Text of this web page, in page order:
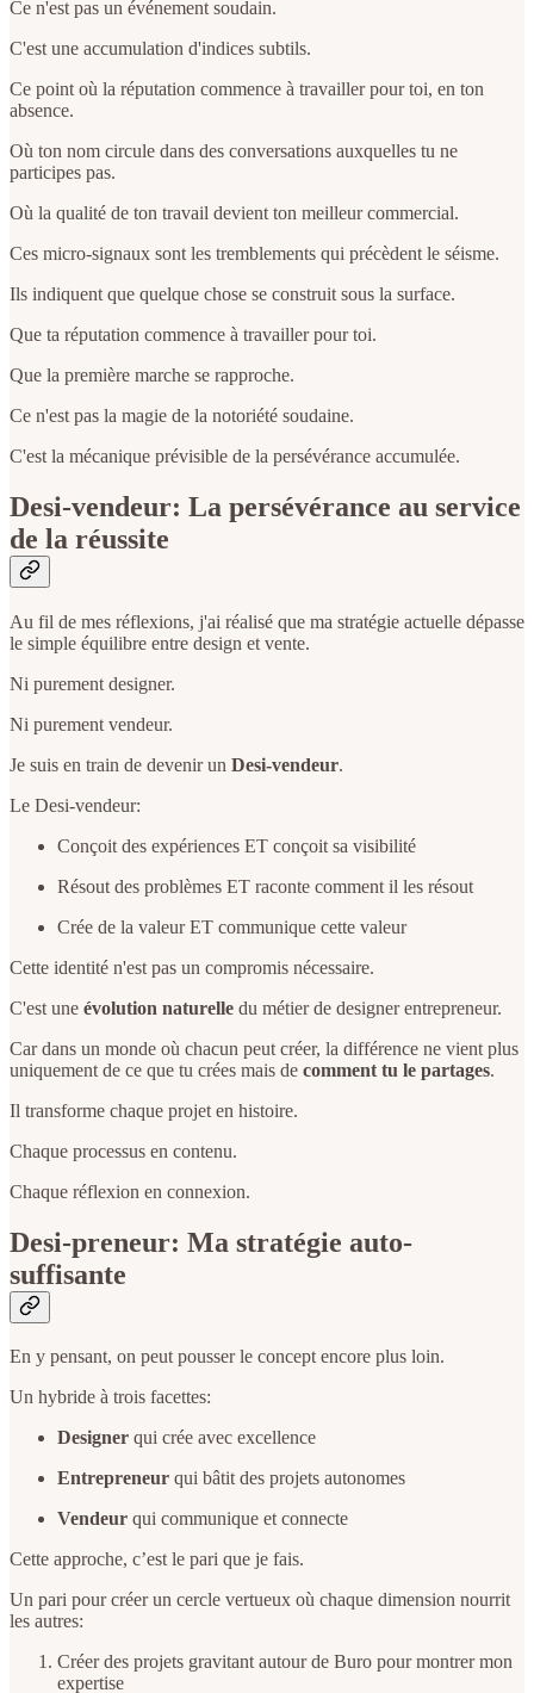
Ce n'est pas un événement soudain.
C'est une accumulation d'indices subtils.
Ce point où la réputation commence à travailler pour toi, en ton
absence.
Où ton nom circule dans des conversations auxquelles tu ne
participes pas.
Où la qualité de ton travail devient ton meilleur commercial.
Ces micro-signaux sont les tremblements qui précèdent le séisme.
Ils indiquent que quelque chose se construit sous la surface.
Que ta réputation commence à travailler pour toi.
Que la première marche se rapproche.
Ce n'est pas la magie de la notoriété soudaine.
C'est la mécanique prévisible de la persévérance accumulée.
Desi-vendeur: La persévérance au service
de la réussite
Au fil de mes réflexions, j'ai réalisé que ma stratégie actuelle dépasse
le simple équilibre entre design et vente.
Ni purement designer.
Ni purement vendeur.
Je suis en train de devenir un Desi-vendeur.
Le Desi-vendeur:
Conçoit des expériences ET conçoit sa visibilité
Résout des problèmes ET raconte comment il les résout
Crée de la valeur ET communique cette valeur
Cette identité n'est pas un compromis nécessaire.
C'est une évolution naturelle du métier de designer entrepreneur.
Car dans un monde où chacun peut créer, la différence ne vient plus
uniquement de ce que tu crées mais de comment tu le partages.
Il transforme chaque projet en histoire.
Chaque processus en contenu.
Chaque réflexion en connexion.
Desi-preneur: Ma stratégie auto-
suffisante
En y pensant, on peut pousser le concept encore plus loin.
Un hybride à trois facettes:
Designer qui crée avec excellence
Entrepreneur qui bâtit des projets autonomes
Vendeur qui communique et connecte
Cette approche, c’est le pari que je fais.
Un pari pour créer un cercle vertueux où chaque dimension nourrit
les autres:
Créer des projets gravitant autour de Buro pour montrer mon
expertise